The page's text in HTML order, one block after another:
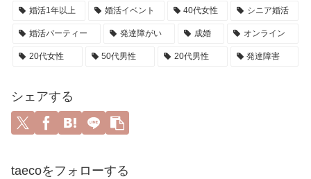
婚活1年以上 婚活イベント 40代女性 シニア婚活
婚活パーティー 発達障がい 成婚 オンライン
20代女性 50代男性 20代男性 発達障害
シェアする
taecoをフォローする